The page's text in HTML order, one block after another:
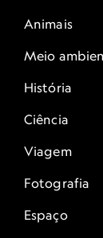
Animais
Meio
História
Ciência
Viagem
Fotografia
Espaço